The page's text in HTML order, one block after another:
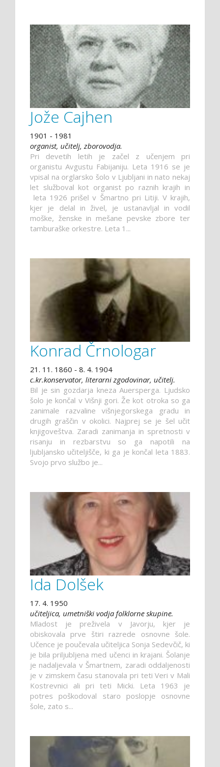
Jože Cajhen
1901 - 1981
organist, učitelj, zborovodja.
Pri devetih letih je začel z učenjem pri
organistu Avgustu Fabijaniju. Leta 1916 se je
vpisal na orglarsko šolo v Ljubljani in nato nekaj
let služboval kot organist po raznih krajih in
leta 1926 prišel v Šmartno pri Litiji. V krajih,
kjer je delal in živel, je ustanavljal in vodil
moške, ženske in mešane pevske zbore ter
tamburaške orkestre. Leta 1...
Konrad Črnologar
21. 11. 1860 - 8. 4. 1904
c.kr.konservator, literarni zgodovinar, učitelj.
Bil je sin gozdarja kneza Auersperga. Ljudsko
šolo je končal v Višnji gori. Že kot otroka so ga
zanimale razvaline višnjegorskega gradu in
drugih graščin v okolici. Najprej se je šel učit
knjigoveštva. Zaradi zanimanja in spretnosti v
risanju in rezbarstvu so ga napotili na
ljubljansko učiteljišče, ki ga je končal leta 1883.
Svojo prvo službo je...
Ida Dolšek
17. 4. 1950
učiteljica, umetniški vodja folklorne skupine.
Mladost je preživela v Javorju, kjer je
obiskovala prve štiri razrede osnovne šole.
Učence je poučevala učiteljica Sonja Sedevčič, ki
je bila priljubljena med učenci in krajani. Šolanje
je nadaljevala v Šmartnem, zaradi oddaljenosti
je v zimskem času stanovala pri teti Veri v Mali
Kostrevnici ali pri teti Micki. Leta 1963 je
potres poškodoval staro poslopje osnovne
šole, zato s...